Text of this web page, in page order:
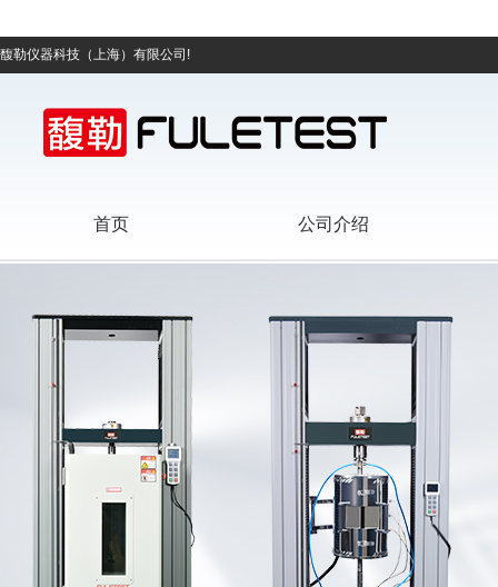
馥勒仪器科技（上海）有限公司!
首页 公司介绍